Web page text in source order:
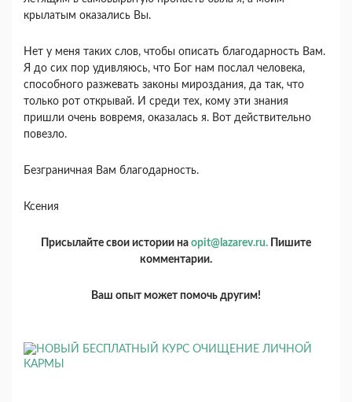
крылатым оказались Вы.
Нет у меня таких слов, чтобы описать благодарность Вам.
Я до сих пор удивляюсь, что Бог нам послал человека,
способного разжевать законы мироздания, да так, что
только рот открывай. И среди тех, кому эти знания
пришли очень вовремя, оказалась я. Вот действительно
повезло.
Безграничная Вам благодарность.
Ксения
Присылайте свои истории на opit@lazarev.ru. Пишите
комментарии.
Ваш опыт может помочь другим!